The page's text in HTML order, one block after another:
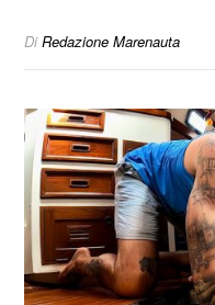
Di Redazione Marenauta